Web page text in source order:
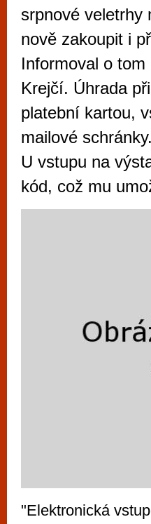
srpnové veletrhy
nově zakoupit i
Informoval o
Krejčí. Úhrada
platební kartou,
mailové
U vstupu na
kód, což mu
"Elektronická
Mimo jiné je ale
vyzkoušet různé
metropoli
po moderní
příležitostné hráče.